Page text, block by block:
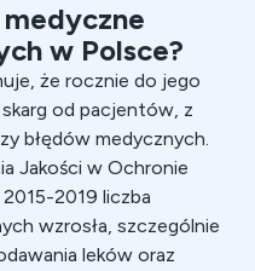
medyczne
w Polsce?
że rocznie do jego
od pacjentów, z
błędów medycznych.
Jakości w Ochronie
2019 liczba
wzrosła, szczególnie
leków oraz